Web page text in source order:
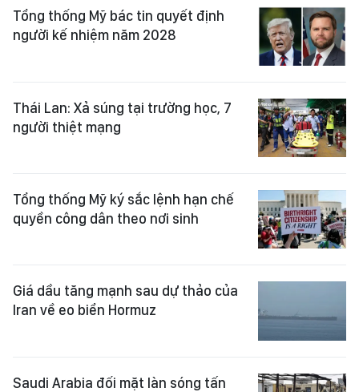
Tổng thống Mỹ bác tin quyết định
người kế nhiệm năm 2028
Thái Lan: Xả súng tại trường học, 7
người thiệt mạng
Tổng thống Mỹ ký sắc lệnh hạn chế
quyền công dân theo nơi sinh
Giá dầu tăng mạnh sau dự thảo của
Iran về eo biển Hormuz
Saudi Arabia đối mặt làn sóng tấn